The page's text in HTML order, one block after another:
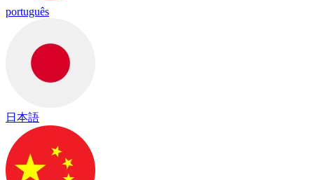
português
日本語